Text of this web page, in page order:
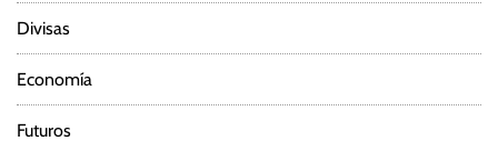
Divisas
Economía
Futuros